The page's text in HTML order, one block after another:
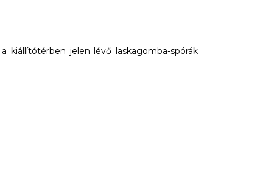
kiállítótérben jelen lévő laskagomba-spórák